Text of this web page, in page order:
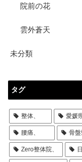
院前の花
雲外蒼天
未分類
タグ
整体、 愛媛
腰痛、 骨盤
Zero整体院、